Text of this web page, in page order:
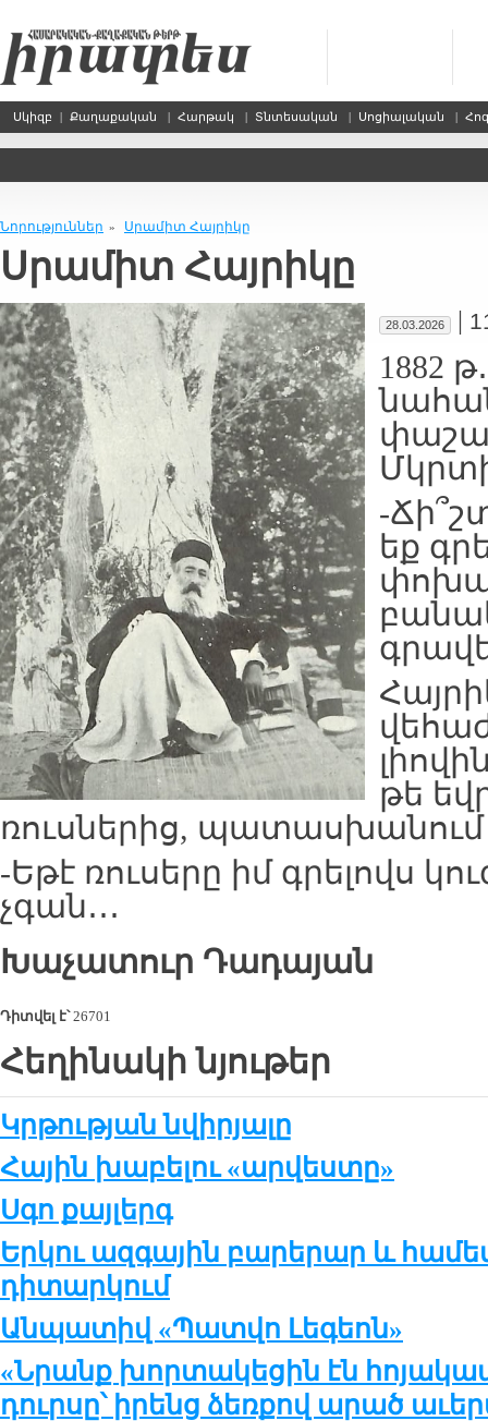
Սկիզբ | Քաղաքական | Հարթակ | Տնտեսական | Սոցիալական |
Նորություններ » Սրամիտ Հայրիկը
Սրամիտ Հայրիկը
28.03.2026 |
1882
-
եք
թե
ռուսներից, պատասխանում
-Եթէ ռուսերը իմ գրելովս
չգան․․․
Խաչատուր Դադայան
Դիտվել է՝26701
Հեղինակի նյութեր
Կրթության նվիրյալը
Հային խաբելու «արվեստը»
Սգո քայլերգ
Երկու ազգային բարերար և
դիտարկում
Անպատիվ «Պատվո Լեգեոն»
«Նրանք խորտակեցին էն
դուրսը՝ իրենց ձեռքով արած